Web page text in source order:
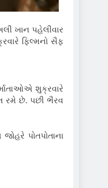
ખાન પહેલીવાર
ફિલ્મનો સૈફ
શુક્રવારે
રમે છે. પછી ભૈરવ
પોતપોતાના